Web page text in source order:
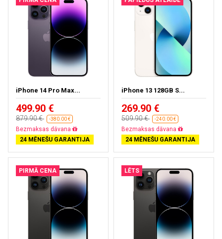
iPhone 14 Pro Max...
499.90 €
879.90 € -380.00 €
Bezmaksas dāvana
24 MĒNEŠU GARANTIJA
iPhone 13 128GB S...
269.90 €
509.90 € -240.00 €
Bezmaksas dāvana
24 MĒNEŠU GARANTIJA
PIRMĀ CENA LĒTS